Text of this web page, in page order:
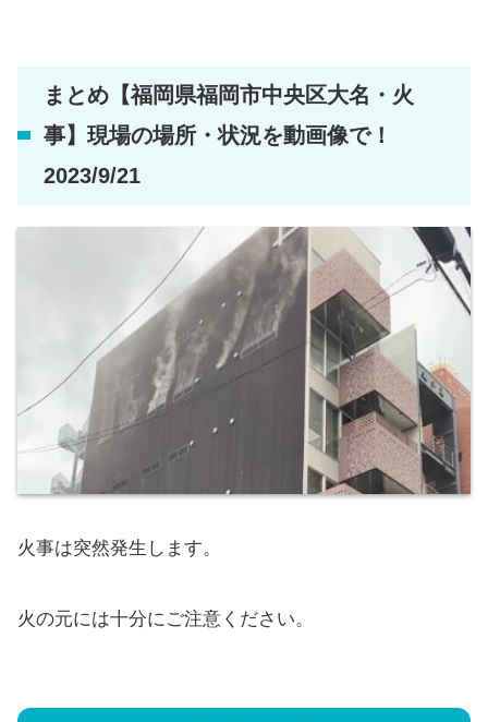
まとめ【福岡県福岡市中央区大名・火
事】現場の場所・状況を動画像で！
2023/9/21
火事は突然発生します。
火の元には十分にご注意ください。